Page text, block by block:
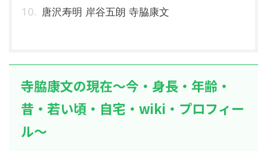
唐沢寿明 岸谷五朗 寺脇康文
寺脇康文の現在～今・身長・年齢・
昔・若い頃・自宅・wiki・プロフィー
ル～